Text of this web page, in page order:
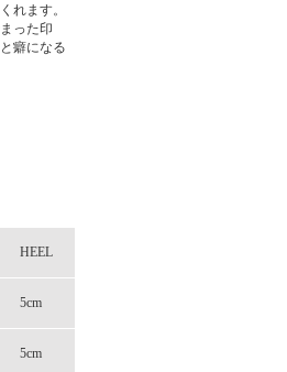
れます。
った印
癖になる
HEEL
5cm
5cm